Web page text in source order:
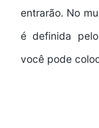
entrarão. No
é definida
você pode